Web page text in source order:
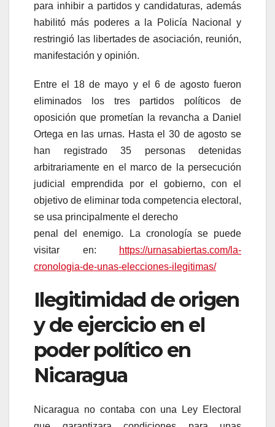
para inhibir a partidos y candidaturas, además
habilitó más poderes a la Policía Nacional y
restringió las libertades de asociación, reunión,
manifestación y opinión.
Entre el 18 de mayo y el 6 de agosto fueron
eliminados los tres partidos políticos de
oposición que prometían la revancha a Daniel
Ortega en las urnas. Hasta el 30 de agosto se
han registrado 35 personas detenidas
arbitrariamente en el marco de la persecución
judicial emprendida por el gobierno, con el
objetivo de eliminar toda competencia electoral,
se usa principalmente el derecho
penal del enemigo. La cronología se puede
visitar en:
https://urnasabiertas.com/la-
cronologia-de-unas-elecciones-ilegitimas/
Ilegitimidad de origen
y de ejercicio en el
poder político en
Nicaragua
Nicaragua no contaba con una Ley Electoral